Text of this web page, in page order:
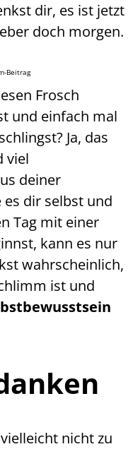
dir, es ist jetzt
doch morgen.
Beitrag
Frosch
und einfach mal
Ja, das
viel
deiner
dir selbst und
Tag mit einer
kann es nur
wahrscheinlich,
ist und
nicht zu